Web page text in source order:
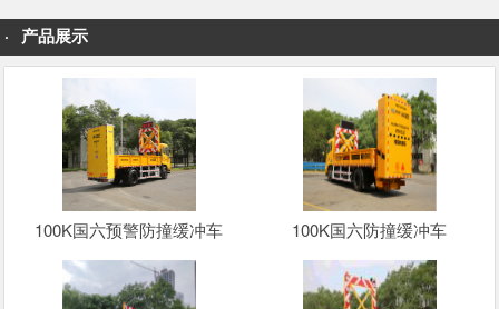
产品展示
100K国六预警防撞缓冲车 100K国六防撞缓冲车